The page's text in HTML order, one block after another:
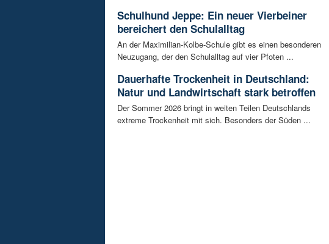
Schulhund Jeppe: Ein neuer Vierbeiner
bereichert den Schulalltag
An der Maximilian-Kolbe-Schule gibt es einen besonderen
Neuzugang, der den Schulalltag auf vier Pfoten ...
Dauerhafte Trockenheit in Deutschland:
Natur und Landwirtschaft stark betroffen
Der Sommer 2026 bringt in weiten Teilen Deutschlands
extreme Trockenheit mit sich. Besonders der Süden ...